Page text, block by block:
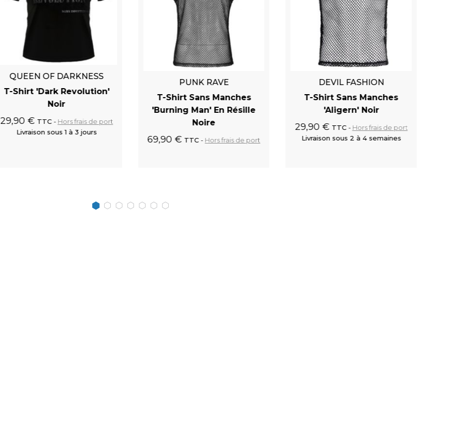
QUEEN OF DARKNESS
T-Shirt 'Dark Revolution'
Noir
29,90 € TTC
Hors frais de port
Livraison sous 1 à 3 jours
PUNK RAVE
T-Shirt Sans Manches
'Burning Man' En Résille
Noire
69,90 € TTC Hors frais de port
DEVIL FASHION
T-Shirt Sans Manches
'Aligern' Noir
29,90 € TTC
Hors frais de port
Livraison sous 2 à 4 semaines